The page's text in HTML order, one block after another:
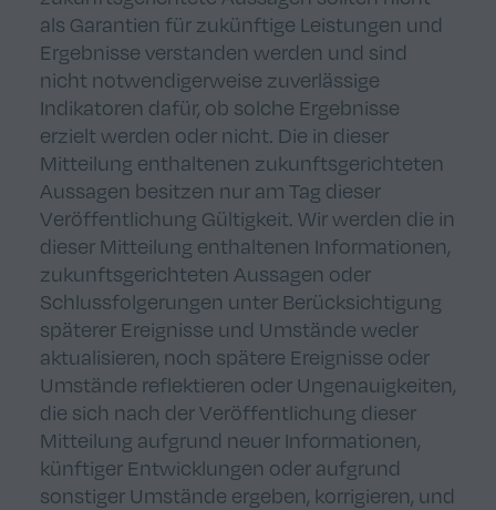
als Garantien für zukünftige Leistungen und
Ergebnisse verstanden werden und sind
nicht notwendigerweise zuverlässige
Indikatoren dafür, ob solche Ergebnisse
erzielt werden oder nicht. Die in dieser
Mitteilung enthaltenen zukunftsgerichteten
Aussagen besitzen nur am Tag dieser
Veröffentlichung Gültigkeit. Wir werden die in
dieser Mitteilung enthaltenen Informationen,
zukunftsgerichteten Aussagen oder
Schlussfolgerungen unter Berücksichtigung
späterer Ereignisse und Umstände weder
aktualisieren, noch spätere Ereignisse oder
Umstände reflektieren oder Ungenauigkeiten,
die sich nach der Veröffentlichung dieser
Mitteilung aufgrund neuer Informationen,
künftiger Entwicklungen oder aufgrund
sonstiger Umstände ergeben, korrigieren, und